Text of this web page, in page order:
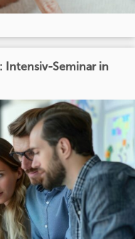
Intensiv-Seminar in